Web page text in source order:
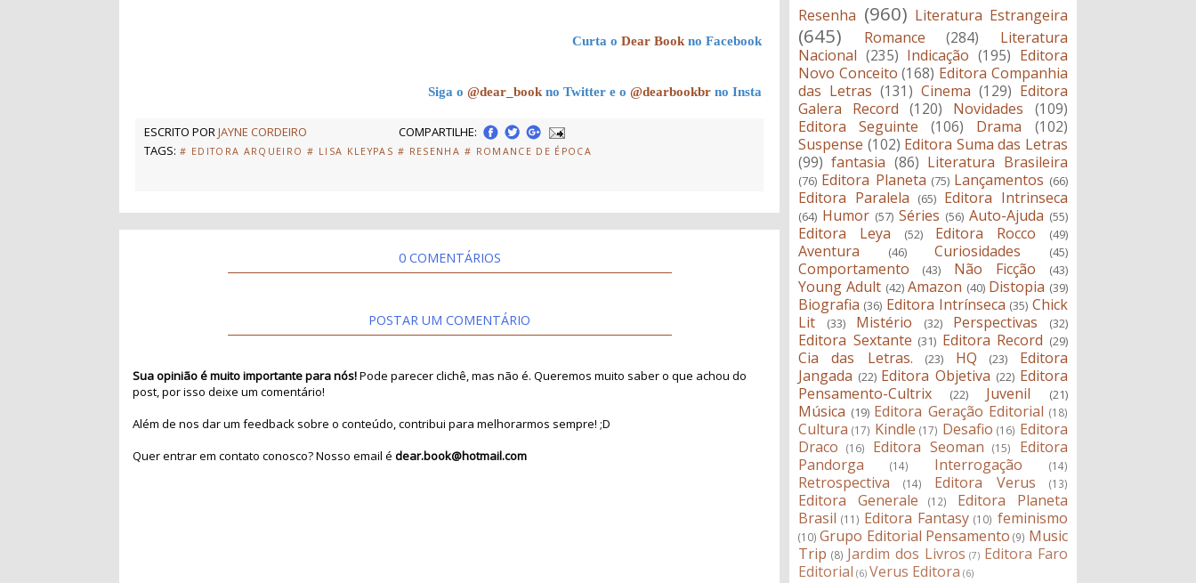
Curta oDear Book no Facebook
Siga o@dear_book no Twitter e o@dearbookbr no Insta
ESCRITO PORJAYNE CORDEIRO
COMPARTILHE:
TAGS: # EDITORA ARQUEIRO # LISA KLEYPAS # RESENHA # ROMANCE DE ÉPOCA
0 COMENTÁRIOS
POSTAR UM COMENTÁRIO
Sua opinião é muito importante para nós!Pode parecer clichê, mas não é. Queremos muito saber o que achou do
post, por isso deixe um comentário!
Além de nos dar um feedback sobre o conteúdo, contribui para melhorarmos sempre! ;D
Quer entrar em contato conosco? Nosso email édear.book@hotmail.com
Resenha (960) Literatura Estrangeira
(645) Romance (284)
Literatura
Nacional (235) Indicação (195) Editora
Novo Conceito (168) Editora Companhia
das Letras (131) Cinema (129) Editora
Galera Record
(120) Novidades
(109)
Editora Seguinte
(106) Drama
(102)
Suspense (102) Editora Suma das Letras
(99) fantasia (86) Literatura Brasileira
(76) Editora Planeta (75) Lançamentos (66)
Editora Paralela (65) Editora Intrinseca
(64) Humor (57) Séries (56) Auto-Ajuda (55)
Editora Leya (52) Editora Rocco (49)
Aventura (46) Curiosidades (45)
Comportamento (43) Não Ficção (43)
Young Adult (42) Amazon (40) Distopia (39)
Biografia (36) Editora Intrínseca (35) Chick
Lit
(33) Mistério (32) Perspectivas (32)
Editora Sextante (31) Editora Record (29)
Cia das Letras. (23) HQ (23)
Editora
Jangada (22) Editora Objetiva (22) Editora
Pensamento-Cultrix
(22) Juvenil (21)
Música (19) Editora Geração Editorial (18)
Cultura (17) Kindle (17) Desafio (16) Editora
Draco
(16) Editora Seoman (15)
Editora
Pandorga
(14) Interrogação (14)
Retrospectiva (14) Editora Verus (13)
Editora Generale (12)
Editora Planeta
Brasil (11) Editora Fantasy (10) feminismo
(10) Grupo Editorial Pensamento (9) Music
Trip (8) Jardim dos Livros (7) Editora Faro
Editorial (6) Verus Editora (6)